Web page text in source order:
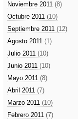
Noviembre 2011 (8)
Octubre 2011 (10)
Septiembre 2011 (12)
Agosto 2011 (1)
Julio 2011 (10)
Junio 2011 (10)
Mayo 2011 (8)
Abril 2011 (7)
Marzo 2011 (10)
Febrero 2011 (7)